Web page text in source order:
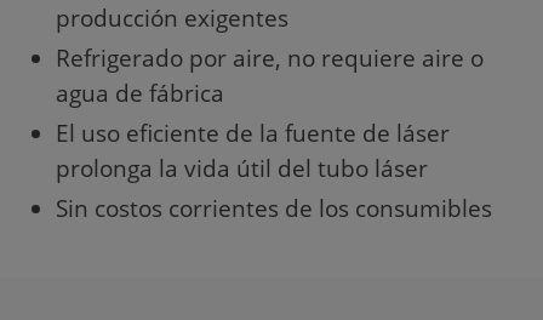
producción exigentes
Refrigerado por aire, no requiere aire o
agua de fábrica
El uso eficiente de la fuente de láser
prolonga la vida útil del tubo láser
Sin costos corrientes de los consumibles